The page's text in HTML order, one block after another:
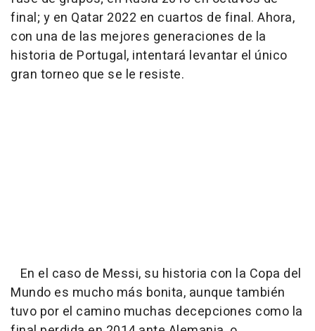
final; y en Qatar 2022 en cuartos de final. Ahora,
con una de las mejores generaciones de la
historia de Portugal, intentará levantar el único
gran torneo que se le resiste.
En el caso de Messi, su historia con la Copa del
Mundo es mucho más bonita, aunque también
tuvo por el camino muchas decepciones como la